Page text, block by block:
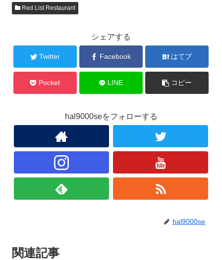
中…
Red List Restaurant
シェアする
Twitter Facebook はてブ
Pocket LINE コピー
hal9000seをフォローする
hal9000se
関連記事